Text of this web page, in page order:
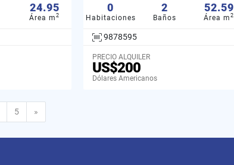
24.95
Área m 2
0
Habitaciones
2
Baños
52.59
Área m 2
9878595
PRECIO ALQUILER
US$200
Dólares Americanos
5 »